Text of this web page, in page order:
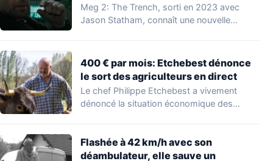
Meg 2: The Trench, sorti en 2023 avec
Jason Statham, connaît une nouvelle
400 € par mois: Etchebest dénonce
le sort des agriculteurs en direct
Le chef Philippe Etchebest a vivement
dénoncé la situation économique des
Flashée à 42 km/h avec son
déambulateur, elle sauve un